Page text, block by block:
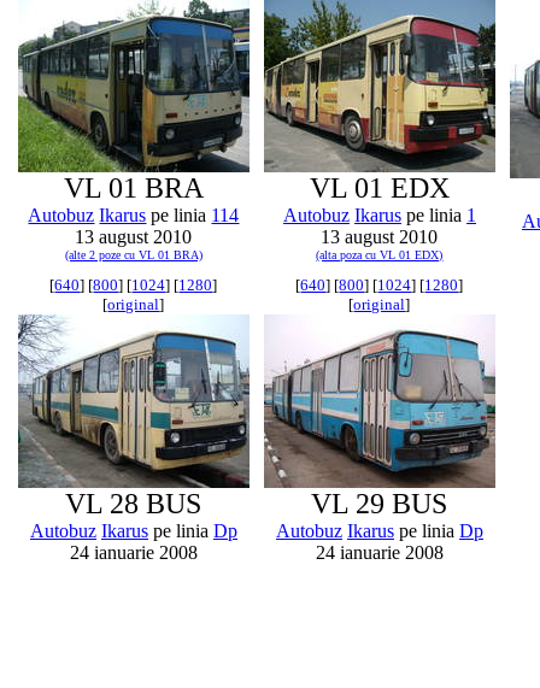
VL 01 BRA
Autobuz Ikarus pe linia 114
13 august 2010
(alte 2 poze cu VL 01 BRA)
VL 01 EDX
Autobuz Ikarus pe linia 1
13 august 2010
(alta poza cu VL 01 EDX)
[640] [800] [1024] [1280]
[original]
VL 28 BUS
Autobuz Ikarus pe linia Dp
24 ianuarie 2008
[640] [800] [1024] [1280]
[original]
VL 29 BUS
Autobuz Ikarus pe linia Dp
24 ianuarie 2008